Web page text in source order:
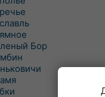
Бор